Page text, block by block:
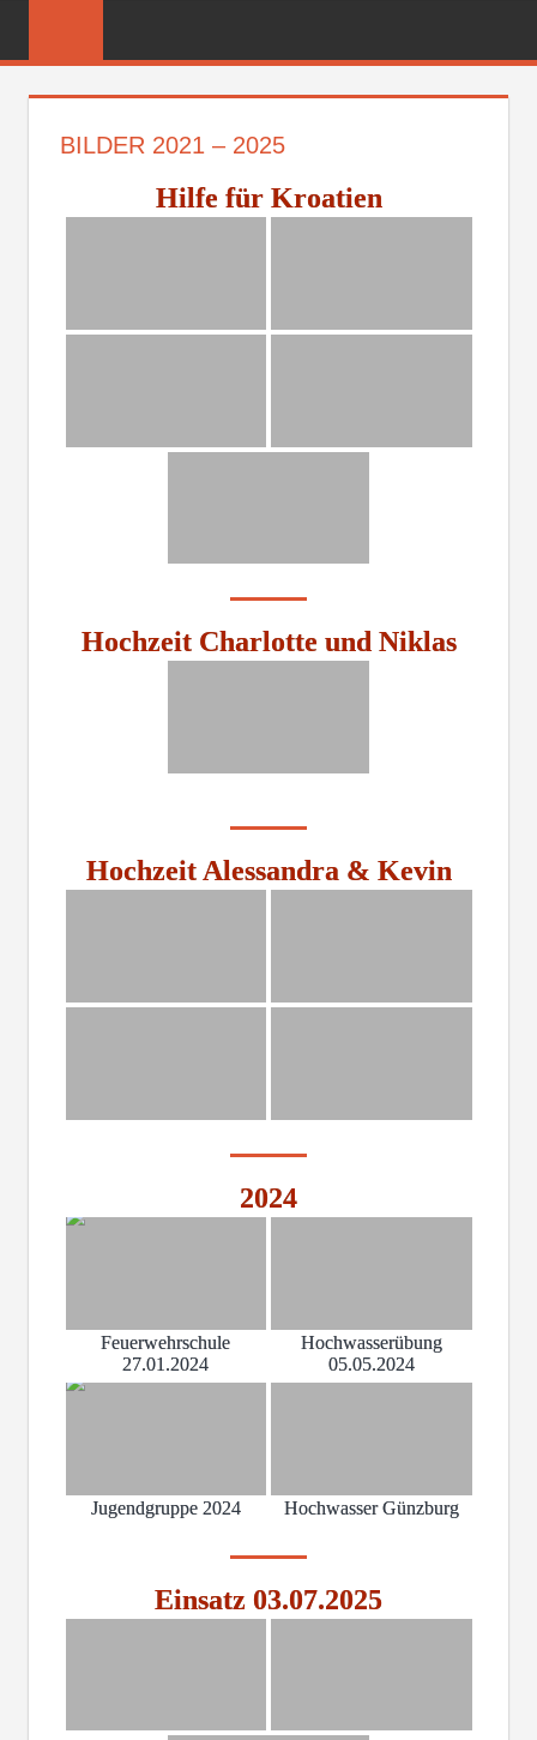
FEUERWEHR
BILDER 2021 – 2025
Hilfe für Kroatien
Hochzeit Charlotte und Niklas
Hochzeit Alessandra & Kevin
2024
Feuerwehrschule
27.01.2024
Hochwasserübung
05.05.2024
Jugendgruppe 2024 Hochwasser Günzburg
Einsatz 03.07.2025